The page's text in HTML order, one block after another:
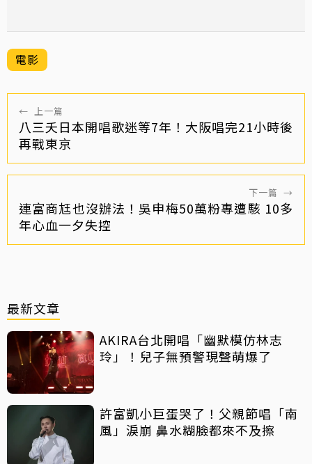
電影
← 上一篇
八三夭日本開唱歌迷等7年！大阪唱完21小時後
再戰東京
下一篇 →
連富商尪也沒辦法！吳申梅50萬粉專遭駭 10多
年心血一夕失控
最新文章
AKIRA台北開唱「幽默模仿林志
玲」！兒子無預警現聲萌爆了
許富凱小巨蛋哭了！父親節唱「南
風」淚崩 鼻水糊臉都來不及擦